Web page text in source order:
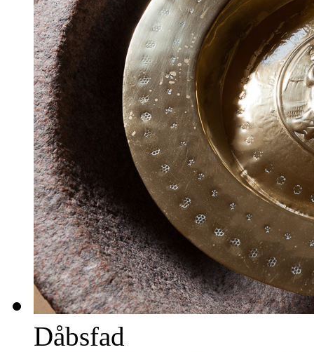
Dåbsfad